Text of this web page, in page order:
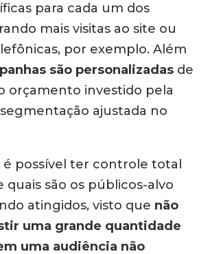
para cada um dos
mais visitas ao site ou
por exemplo. Além
são personalizadas de
orçamento investido pela
ajustada no
é possível ter controle total
quais são os públicos-alvo
atingidos, visto que não
uma grande quantidade
uma audiência não